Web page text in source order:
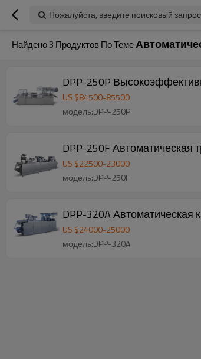
Пожалуйста, введите поисковый запрос
Найдено3 Продуктов По Теме
DPP-250P
US $84500-85500
модель:DPP-250P
DPP-250F Автоматическая
US $22500-23000
модель:DPP-250F
DPP-320A Автоматическая
US $24000-25000
модель:DPP-320A